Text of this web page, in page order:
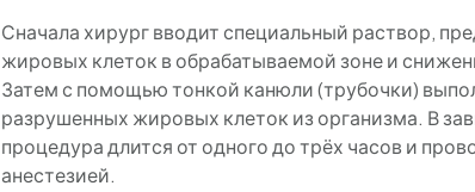
Сначала хирург вводит специальный раствор,
жировых клеток в обрабатываемой зоне и
Затем с помощью тонкой канюли (трубочки)
разрушенных жировых клеток из организма. В
процедура длится от одного до трёх часов и
анестезией.